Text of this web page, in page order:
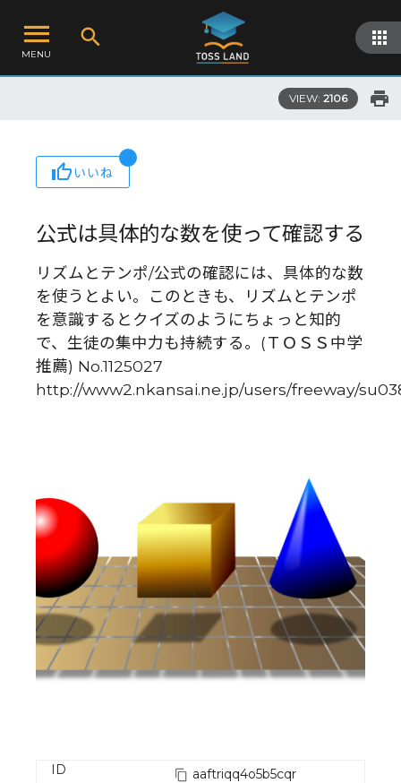
MENU
VIEW: 2106
いいね
公式は具体的な数を使って確認する
リズムとテンポ/公式の確認には、具体的な数
を使うとよい。このときも、リズムとテンポ
を意識するとクイズのようにちょっと知的
で、生徒の集中力も持続する。(ＴＯＳＳ中学
推薦) No.1125027
http://www2.nkansai.ne.jp/users/freeway/
ID
aaftriqq4o5b5cqr